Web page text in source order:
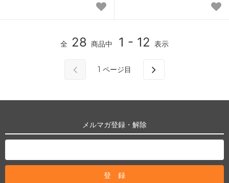
全 28 商品中 1 - 12 表示
1 ページ目
メルマガ登録・解除